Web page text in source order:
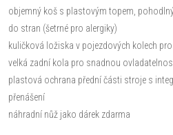
objemný koš s plastovým topem,
do stran (šetrné pro alergiky)
kuličková ložiska v pojezdových kolech
velká zadní kola pro snadnou
plastová ochrana přední části stroje s
přenášení
náhradní nůž jako dárek zdarma